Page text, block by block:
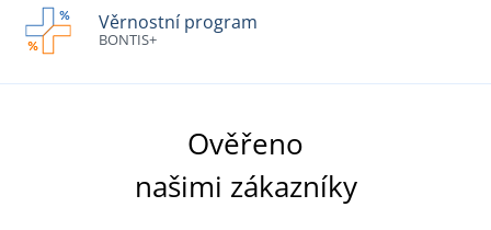
Věrnostní program
BONTIS+
Ověřeno
našimi zákazníky